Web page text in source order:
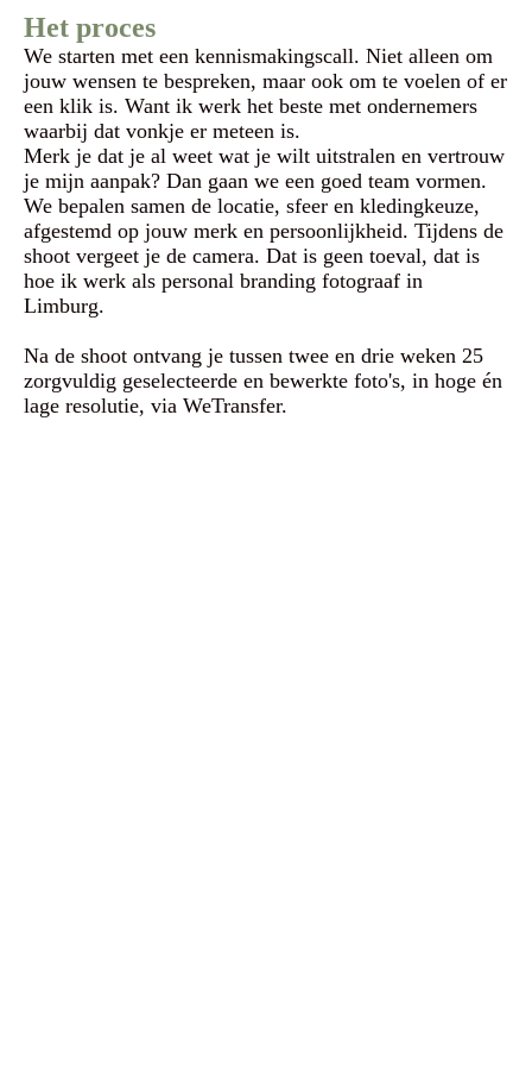
Het proces
We starten met een kennismakingscall. Niet alleen om
jouw wensen te bespreken, maar ook om te voelen of er
een klik is. Want ik werk het beste met ondernemers
waarbij dat vonkje er meteen is.
Merk je dat je al weet wat je wilt uitstralen en vertrouw
je mijn aanpak? Dan gaan we een goed team vormen.
We bepalen samen de locatie, sfeer en kledingkeuze,
afgestemd op jouw merk en persoonlijkheid. Tijdens de
shoot vergeet je de camera. Dat is geen toeval, dat is
hoe ik werk als personal branding fotograaf in
Limburg.
Na de shoot ontvang je tussen twee en drie weken 25
zorgvuldig geselecteerde en bewerkte foto's, in hoge én
lage resolutie, via WeTransfer.